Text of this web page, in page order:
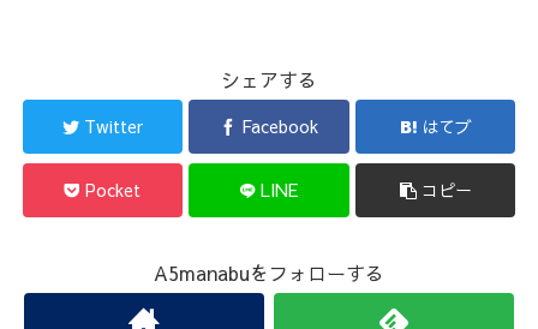
シェアする
Twitter Facebook はてブ
Pocket LINE コピー
A5manabuをフォローする